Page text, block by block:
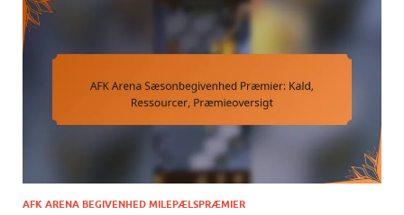
AFK ARENA BEGIVENHED MILEPÆLSPRÆMIER